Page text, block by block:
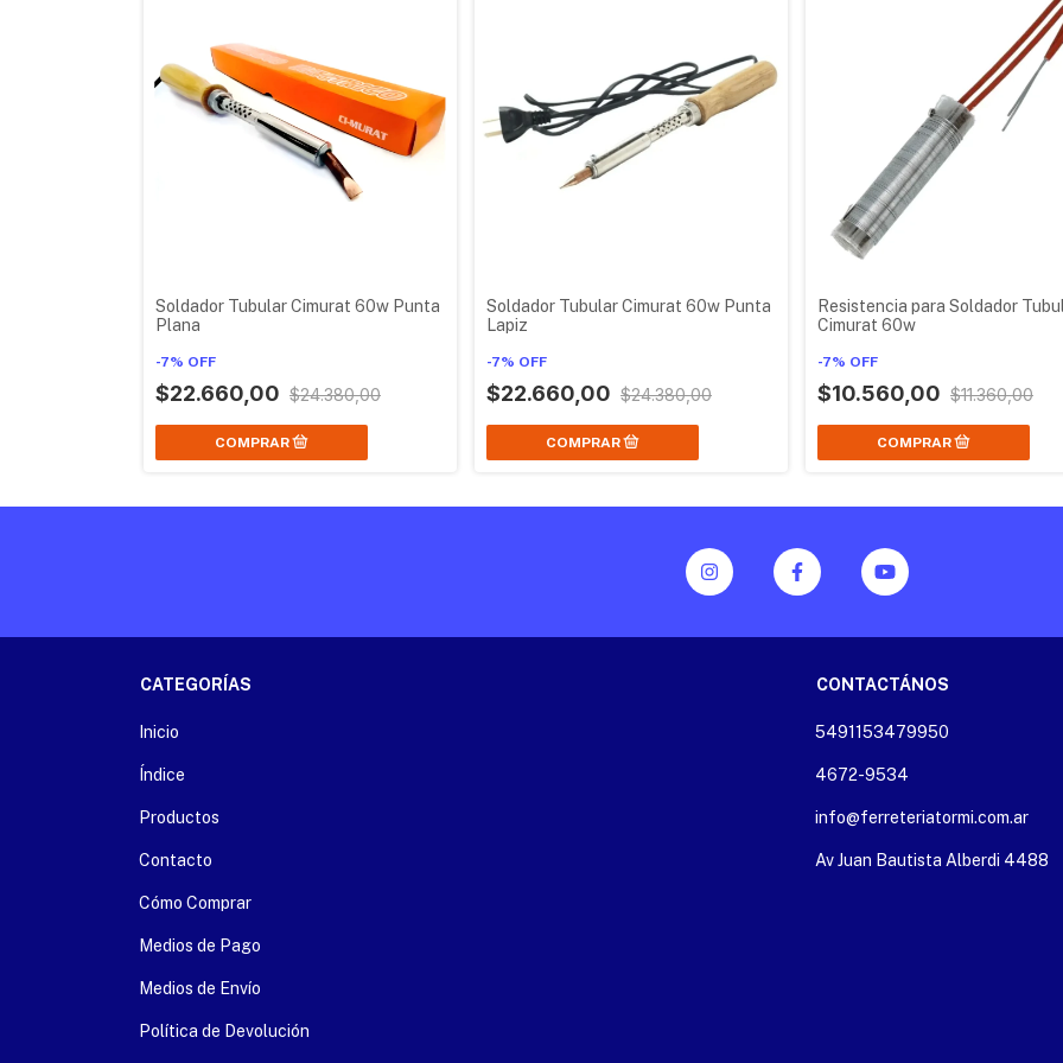
Soldador Tubular Cimurat 60w Punta
Plana
-7% OFF
$22.660,00 $24.380,00
Soldador Tubular Cimurat 60w Punta
Lapiz
-7% OFF
$22.660,00 $24.380,00
Resistencia para Soldador
Cimurat 60w
-7% OFF
$10.560,00 $11.360,00
CATEGORÍAS
Inicio
Índice
Productos
Contacto
Cómo Comprar
Medios de Pago
Medios de Envío
Política de Devolución
CONTACTÁNOS
5491153479950
4672-9534
info@ferreteriatormi.com.ar
Av Juan Bautista Alberdi 4488